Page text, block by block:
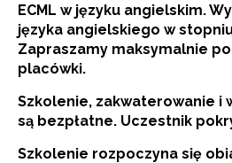
ECML w języku angielskim.
języka angielskiego w
Zapraszamy maksymalnie
placówki.
Szkolenie, zakwaterowanie i
są bezpłatne. Uczestnik
Szkolenie rozpoczyna się